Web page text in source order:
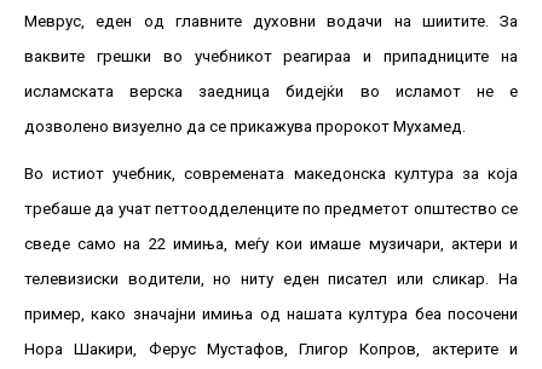
Меврус, еден од главните духовни водачи на шиитите. За
ваквите грешки во учебникот реагираа и припадниците на
исламската верска заедница бидејќи во исламот не е
дозволено визуелно да се прикажува пророкот Мухамед.
Во истиот учебник, современата македонска култура за која
требаше да учат петтоодделенците по предметот општество се
сведе само на 22 имиња, меѓу кои имаше музичари, актери и
телевизиски водители, но ниту еден писател или сликар. На
пример, како значајни имиња од нашата култура беа посочени
Нора Шакири, Ферус Мустафов, Глигор Копров, актерите и